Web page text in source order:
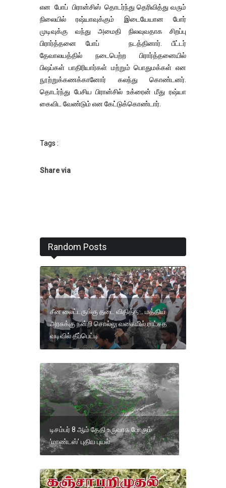
என போப் பிரான்சிஸ் தொடர்ந்து தெரிவித்து வரும்
நிலையில் ரஷ்யாவுக்கும் இடையேயான போர்
முடிவுக்கு வந்து அமைதி நிலவுவதாக சிறப்பு
பிரார்த்தனை போப் நடத்தினார். பீட்டர்
தேவாலயத்தில் நடைபெற்ற பிரார்த்தனையில்
பிஷப்கள் பாதிரியார்கள் மற்றும் பொதுமக்கள் என
நூற்றுக்கணக்கானோர் கலந்து கொண்டனர்.
தொடர்ந்து பேசிய பிரான்சில் உக்ரைன் மீது ரஷ்யா
கைவிட வேண்டும் என கேட்டுக்கொண்டார்.
Tags :
Share via
Random Posts
சீன லைட்டருக்கு தடை விதித்த .. மத்திய
அரசுக்கு நன்றி சொல்லு வகையில் ராட்சத
வடிவில் தீப்பெட்டி
டிசம்பர் 8 ஆம் தேதி உருவாக போகும்
’மாண்டஸ்’ புதிய புயல்